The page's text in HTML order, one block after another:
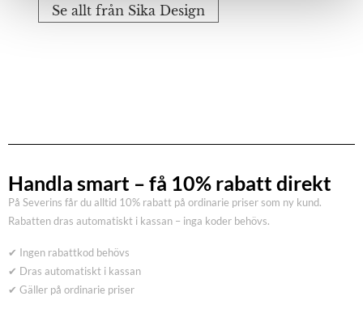
Se allt från Sika Design
Handla smart – få 10% rabatt direkt
På Severins får du alltid 10% rabatt på ordinarie priser som ny kund.
Rabatten dras automatiskt i kassan – inga koder behövs.
✔ Ingen rabattkod behövs
✔ Dras automatiskt i kassan
✔ Gäller på ordinarie priser